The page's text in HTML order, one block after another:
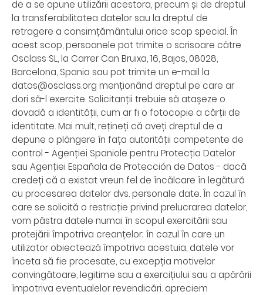
de a se opune utilizării acestora, precum și de dreptul
la transferabilitatea datelor sau la dreptul de
retragere a consimțământului orice scop special. În
acest scop, persoanele pot trimite o scrisoare către
Osclass SL, la Carrer Can Bruixa, 16, Bajos, 08028,
Barcelona, Spania sau pot trimite un e-mail la
datos@osclass.org menționând dreptul pe care ar
dori să-l exercite. Solicitanții trebuie să atașeze o
dovadă a identității, cum ar fi o fotocopie a cărții de
identitate. Mai mult, rețineți că aveți dreptul de a
depune o plângere în fața autorității competente de
control - Agenției Spaniole pentru Protecția Datelor
sau Agenției Española de Protección de Datos - dacă
credeți că a existat vreun fel de încălcare în legătură
cu procesarea datelor dvs. personale date. În cazul în
care se solicită o restricție privind prelucrarea datelor,
vom păstra datele numai în scopul exercitării sau
protejării împotriva creanțelor; în cazul în care un
utilizator obiectează împotriva acestuia, datele vor
înceta să fie procesate, cu excepția motivelor
convingătoare, legitime sau a exercițiului sau a apărării
împotriva eventualelor revendicări. apreciem